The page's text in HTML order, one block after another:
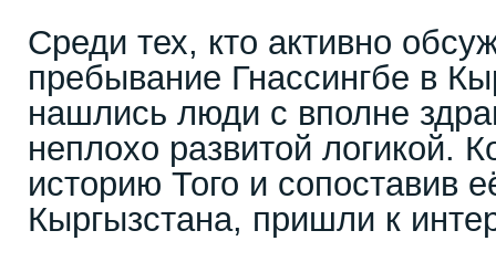
Среди тех, кто активно
пребывание Гнассингбе в
нашлись люди с вполне
неплохо развитой логикой.
историю Того и сопоставив
Кыргызстана, пришли к